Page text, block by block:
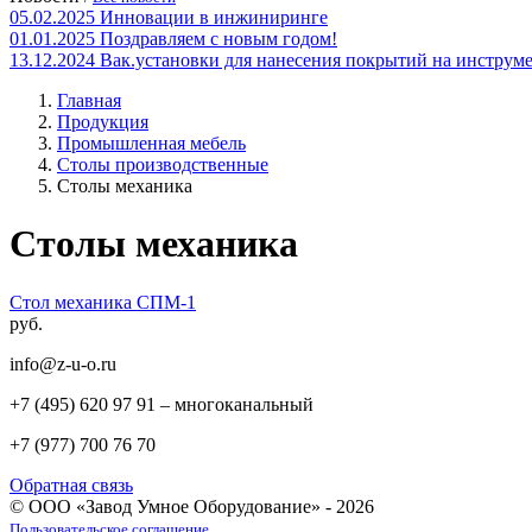
05.02.2025 Инновации в инжиниринге
01.01.2025 Поздравляем с новым годом!
13.12.2024 Вак.установки для нанесения покрытий на
Главная
Продукция
Промышленная мебель
Столы производственные
Столы механика
Столы механика
Стол механика СПМ-1
руб.
info@z-u-o.ru
+7 (495) 620 97 91 – многоканальный
+7 (977) 700 76 70
Обратная связь
© ООО «Завод Умное Оборудование» - 2026